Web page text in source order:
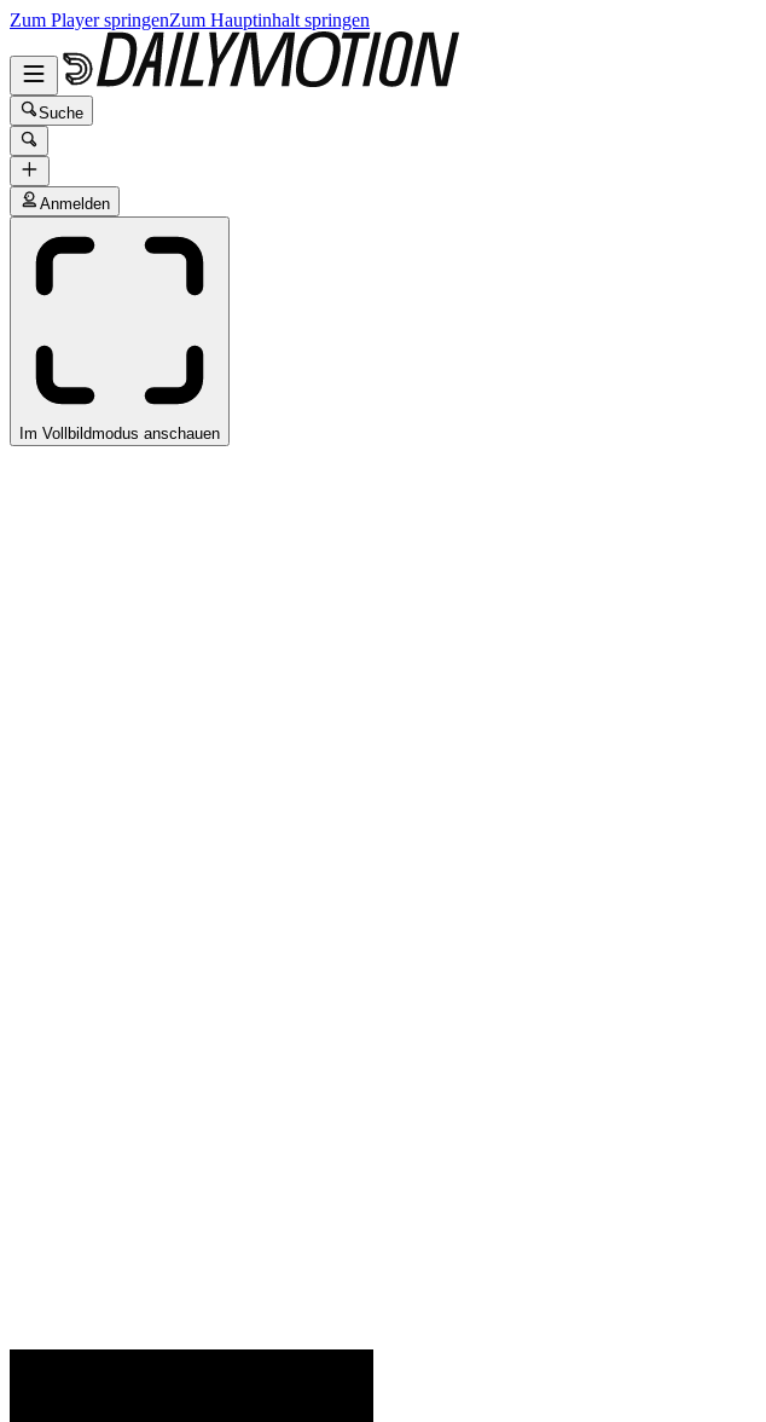
Zum Player springenZum Hauptinhalt springen
Suche
Anmelden
Im Vollbildmodus anschauen